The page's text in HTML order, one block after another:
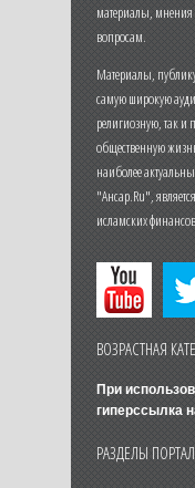
материалы, мнения
вопросам.
Материалы,
самую широкую
религиозную, так и
общественную
наиболее
"Ансар.Ru",
исламских
ВОЗРАСТНАЯ
При
гиперссылка
РАЗДЕЛЫ